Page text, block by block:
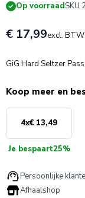
Op voorraadSKU
€ 17,99excl. BTW
GiG Hard Seltzer
Koop meer en
4x€ 13,49
Je bespaart25%
Persoonlijke
Afhaalshop